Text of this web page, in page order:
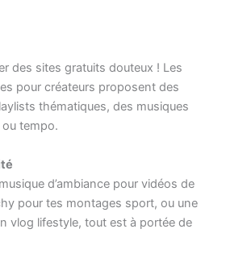
des sites gratuits douteux ! Les
pour créateurs proposent des
thématiques, des musiques
tempo.
d’ambiance pour vidéos de
pour tes montages sport, ou une
vlog lifestyle, tout est à portée de